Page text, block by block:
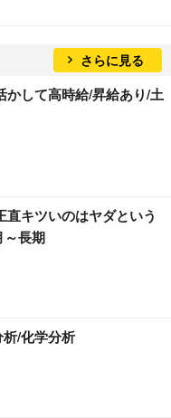
さらに見る
かして高時給/昇給あり/土
キツいのはヤダという
～長期
/化学分析